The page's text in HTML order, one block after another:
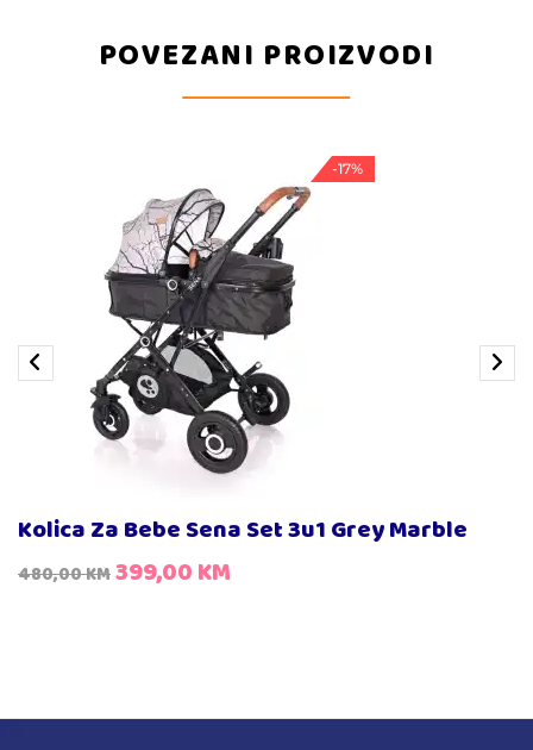
POVEZANI PROIZVODI
-17%
Kolica Za Bebe Sena Set 3u1 Grey Marble
480,00KM399,00KM